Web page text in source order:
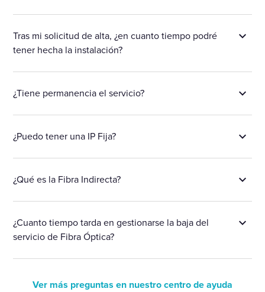
Tras mi solicitud de alta, ¿en cuanto tiempo podré
tener hecha la instalación?
¿Tiene permanencia el servicio?
¿Puedo tener una IP Fija?
¿Qué es la Fibra Indirecta?
¿Cuanto tiempo tarda en gestionarse la baja del
servicio de Fibra Óptica?
Ver más preguntas en nuestro centro de ayuda